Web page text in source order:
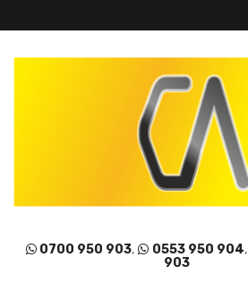
0700 950 903, 0553 950 904,
903